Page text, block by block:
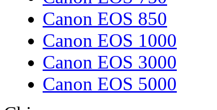
Canon EOS 850
Canon EOS 1000
Canon EOS 3000
Canon EOS 5000